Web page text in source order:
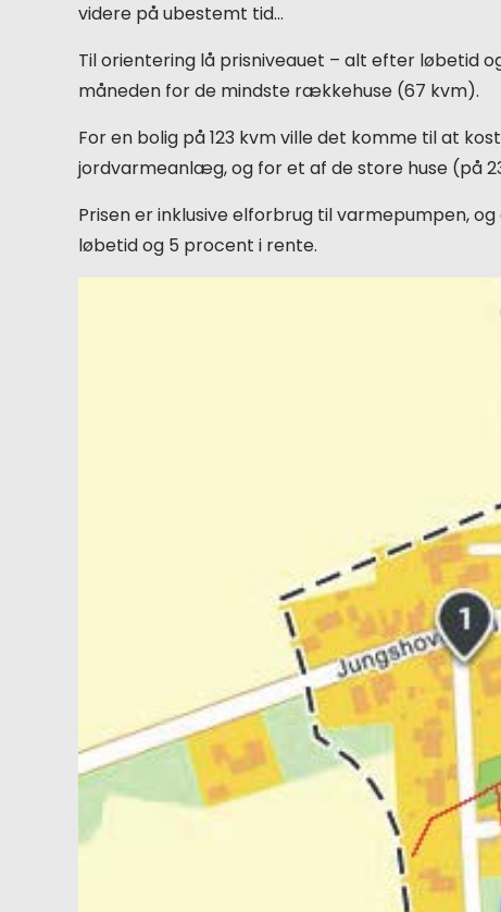
videre på ubestemt tid…
Til orientering lå prisniveauet – alt efter løbetid
måneden for de mindste rækkehuse (67 kvm).
For en bolig på 123 kvm ville det komme til at
jordvarmeanlæg, og for et af de store huse (på
Prisen er inklusive elforbrug til varmepumpen,
løbetid og 5 procent i rente.